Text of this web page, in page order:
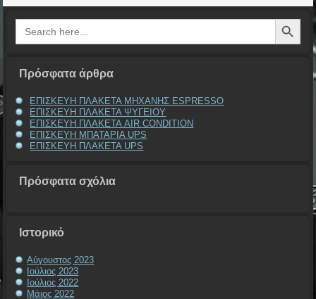
Search
for:
Search Button
Πρόσφατα άρθρα
ΕΠΙΣΚΕΥΗ ΠΛΑΚΕΤΑ ΜΗΧΑΝΗΣ ESPRESSO
ΕΠΙΣΚΕΥΗ ΠΛΑΚΕΤΑ ΨΥΓΕΙΟΥ
ΕΠΙΣΚΕΥΗ ΠΛΑΚΕΤΑ AIR CONDITION
ΕΠΙΣΚΕΥΗ ΜΠΑΤΑΡΙΑ UPS
ΕΠΙΣΚΕΥΗ ΠΛΑΚΕΤΑ UPS
Πρόσφατα σχόλια
Ιστορικό
Αύγουστος 2023
Ιούλιος 2023
Ιούλιος 2022
Μάιος 2022